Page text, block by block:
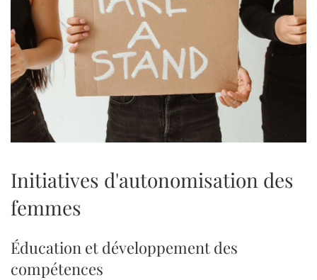
Initiatives d'autonomisation des
femmes
Éducation et développement des
compétences